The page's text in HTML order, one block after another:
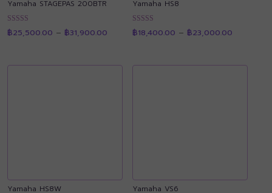
Yamaha STAGEPAS 200BTR
ให้คะแนน
4.91
฿25,500.00 – ฿31,900.00
Yamaha HS8
ให้คะแนน
4.92
฿18,400.00 – ฿23,000.00range:
Yamaha HS8W Yamaha VS6